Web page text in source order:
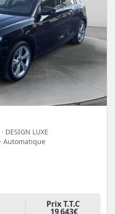
DESIGN LUXE
· Automatique
Prix T.T.C
19 643€